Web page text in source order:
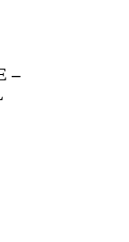
–